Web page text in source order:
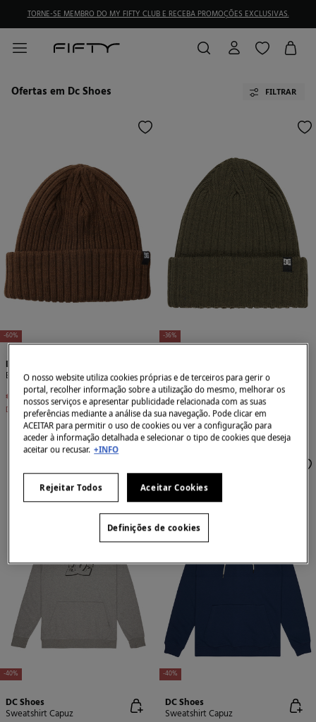
TORNE-SE MEMBRO DO MY FIFTY CLUB E RECEBA PROMOÇÕES EXCLUSIVAS.
Ofertas em Dc Shoes FILTRAR
-60%
DC Shoes
Boné de malha canelada
€ 9,99 € 25,00
Desconto€ 15,01
-36%
Boné Fish N Destroy 2
€ 15,99 € 25,00
Desconto€ 9,01
-40%
DC Shoes
Sweatshirt Capuz
-40%
DC Shoes
Sweatshirt Capuz
O nosso website utiliza cookies próprias e de terceiros para gerir o
portal, recolher informação sobre a utilização do mesmo, melhorar os
nossos serviços e apresentar publicidade relacionada com as suas
preferências mediante a análise da sua navegação. Pode clicar em
ACEITAR para permitir o uso de cookies ou ver a configuração para
aceder à informação detalhada e selecionar o tipo de cookies que deseja
aceitar ou recusar. +INFO
Rejeitar Todos Aceitar Cookies
Definições de cookies